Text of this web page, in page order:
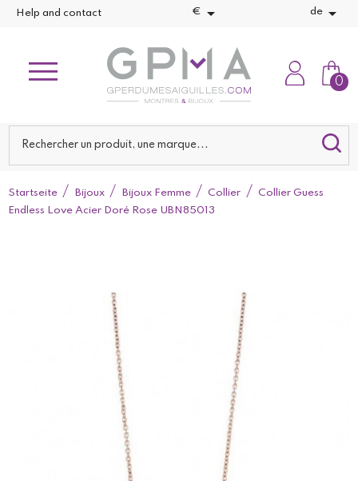
Help and contact €  de 
0
Startseite Bijoux Bijoux Femme Collier
Collier Guess
Endless Love Acier Doré Rose UBN85013